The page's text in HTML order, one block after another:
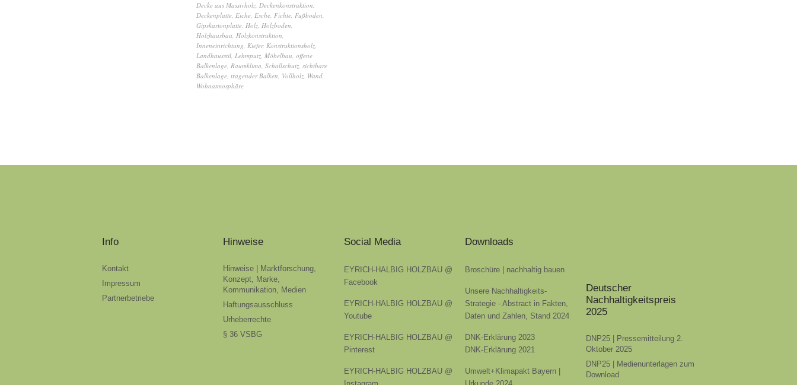
Decke aus Massivholz Deckenkonstruktion
Deckenplatte Eiche Esche Fichte Fußboden
Gipskartonplatte Holz Holzboden
Holzhausbau Holzkonstruktion
Inneneinrichtung Kiefer, Konstruktionsholz
Landhausstil Lehmputz Möbelbau offene
Balkenlage Raumklima Schallschutz sichtbare
Balkenlage tragender Balken Vollholz Wand
Wohnatmosphäre
Info
Kontakt
Impressum
Partnerbetriebe
Hinweise
Hinweise | Marktforschung,
Konzept, Marke,
Kommunikation, Medien
Haftungsausschluss
Urheberrechte
§ 36 VSBG
Social Media
EYRICH-HALBIG HOLZBAU @
Facebook
EYRICH-HALBIG HOLZBAU @
Youtube
EYRICH-HALBIG HOLZBAU @
Pinterest
EYRICH-HALBIG HOLZBAU @
Downloads
Broschüre | nachhaltig bauen
Unsere Nachhaltigkeits-
Strategie - Abstract in Fakten,
Daten und Zahlen, Stand 2024
DNK-Erklärung 2023
DNK-Erklärung 2021
Umwelt+Klimapakt Bayern |
Deutscher
Nachhaltigkeitspreis
2025
DNP25 | Pressemitteilung 2.
Oktober 2025
DNP25 | Medienunterlagen zum
Download